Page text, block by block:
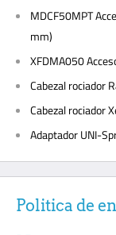
MDCF50MPT
mm)
XFDMA050
Cabezal rociador
Cabezal rociador
Adaptador UNI-
Politica de